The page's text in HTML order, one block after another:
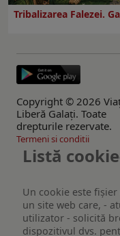
Tribalizarea Falezei.
Copyright © 2026
Liberă Galaţi. Toate
drepturile rezervate.
Termeni si conditii
Listă
Un cookie este
un site web care, -
utilizator - solicită
dispozitivul dvs.